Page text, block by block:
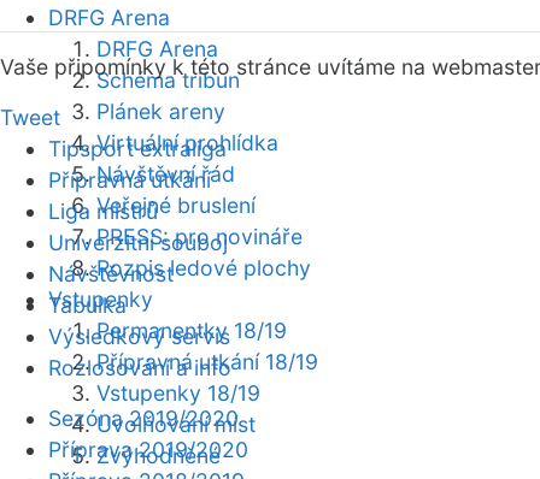
DRFG Arena
DRFG Arena
Schéma tribun
Plánek areny
Virtuální prohlídka
Návštěvní řád
Veřejné bruslení
PRESS: pro novináře
Rozpis ledové plochy
Vstupenky
Permanentky 18/19
Přípravná utkání 18/19
Vstupenky 18/19
Uvolňování míst
Zvýhodněné
Vaše připomínky k této stránce uvítáme na webmaster
Tweet
Tipsport extraliga
Přípravná utkání
Liga mistrů
Univerzitní souboj
Návštěvnost
Tabulka
Výsledkový servis
Rozlosování a info
Sezóna 2019/2020
Příprava 2019/2020